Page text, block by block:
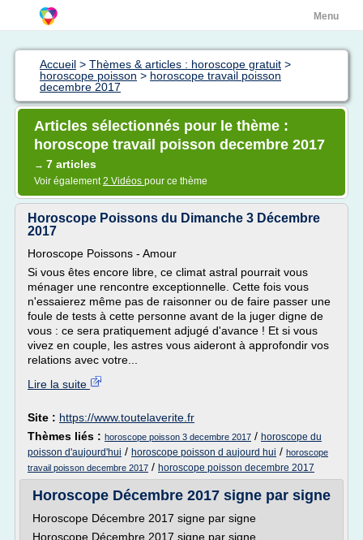
Menu
Accueil > Thèmes & articles : horoscope gratuit >
horoscope poisson > horoscope travail poisson
decembre 2017
Articles sélectionnés pour le thème :
horoscope travail poisson decembre 2017
→ 7 articles
Voir également2 Vidéos pour ce thème
Horoscope Poissons du Dimanche 3 Décembre
2017
Horoscope Poissons - Amour
Si vous êtes encore libre, ce climat astral pourrait vous
ménager une rencontre exceptionnelle. Cette fois vous
n'essaierez même pas de raisonner ou de faire passer une
foule de tests à cette personne avant de la juger digne de
vous : ce sera pratiquement adjugé d'avance ! Et si vous
vivez en couple, les astres vous aideront à approfondir vos
relations avec votre...
Lire la suite
Site : https://www.toutelaverite.fr
Thèmes liés : horoscope poisson 3 decembre 2017 / horoscope du
poisson d'aujourd'hui / horoscope poisson d aujourd hui / horoscope
travail poisson decembre 2017 / horoscope poisson decembre 2017
Horoscope Décembre 2017 signe par signe
Horoscope Décembre 2017 signe par signe
Horoscope Décembre 2017 signe par signe